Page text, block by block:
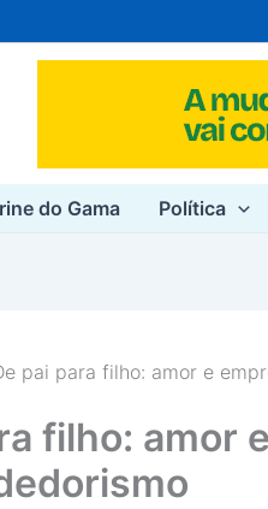
do Gama Política
pai para filho: amor e
filho: amor e